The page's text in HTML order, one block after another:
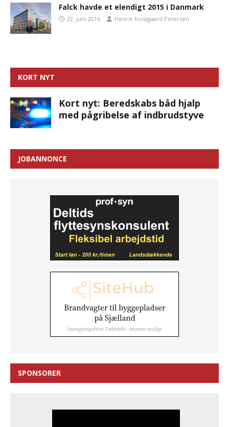
Falck havde et elendigt 2015 i Danmark
22. juni 2016 Henrik Kvistgaard Petersen
KORT NYT
Kort nyt: Beredskabs båd hjalp
med pågribelse af indbrudstyve
JOBANNONCE
SPONSORER